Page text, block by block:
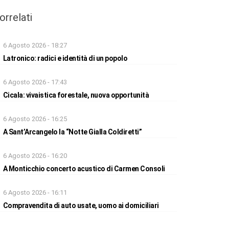
6 Agosto 2026 - 18:27
Latronico: radici e identità di un popolo
6 Agosto 2026 - 17:43
Cicala: vivaistica forestale, nuova opportunità
6 Agosto 2026 - 16:25
A Sant’Arcangelo la “Notte Gialla Coldiretti”
6 Agosto 2026 - 16:20
A Monticchio concerto acustico di Carmen Consoli
6 Agosto 2026 - 16:11
Compravendita di auto usate, uomo ai domiciliari